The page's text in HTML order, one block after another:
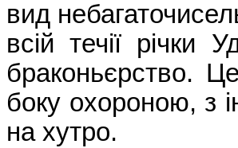
вид
всій течії річки
браконьєрство.
боку охороною, з
на хутро.